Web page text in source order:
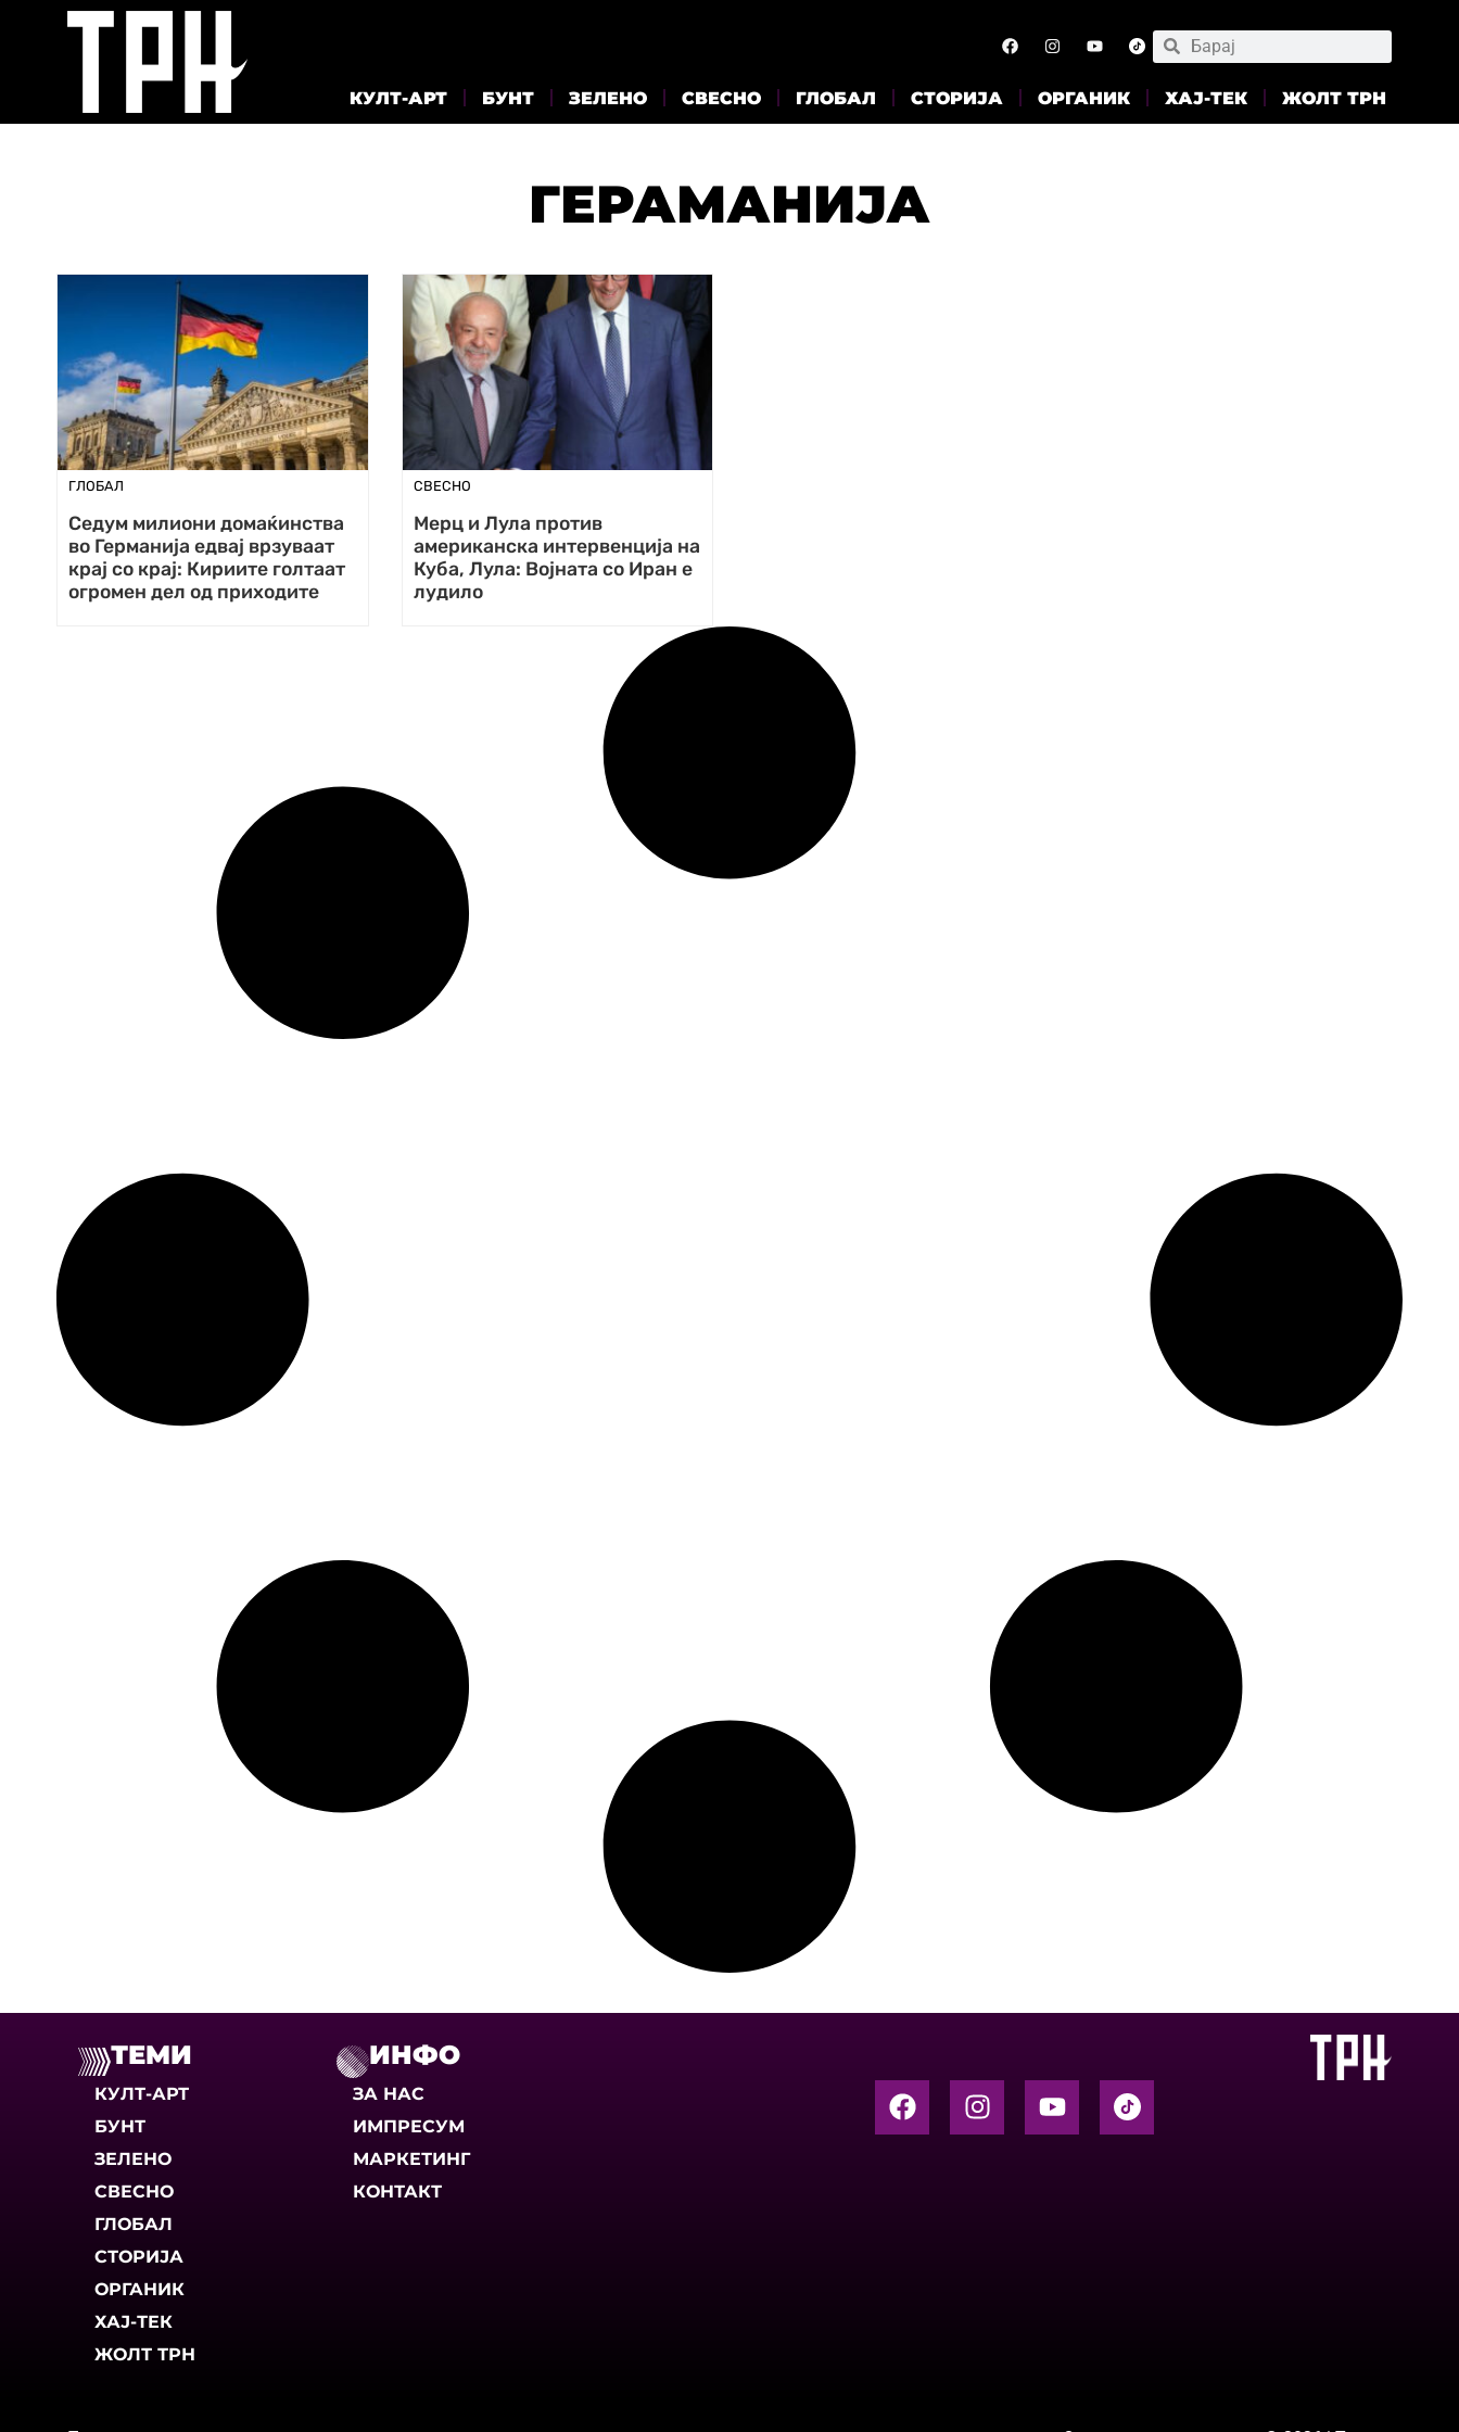
КУЛТ-АРТ БУНТ ЗЕЛЕНО СВЕСНО ГЛОБАЛ СТОРИЈА ОРГАНИК ХАЈ-ТЕК ЖОЛТ ТРН
ГЕРАМАНИЈА
ГЛОБАЛ
Седум милиони домаќинства
во Германија едвај врзуваат
крај со крај: Кириите голтаат
огромен дел од приходите
СВЕСНО
Мерц и Лула против
американска интервенција на
Куба, Лула: Војната со Иран е
лудило
ТЕМИ
КУЛТ-АРТ
БУНТ
ЗЕЛЕНО
СВЕСНО
ГЛОБАЛ
СТОРИЈА
ОРГАНИК
ХАЈ-ТЕК
ЖОЛТ ТРН
ИНФО
ЗА НАС
ИМПРЕСУМ
МАРКЕТИНГ
КОНТАКТ